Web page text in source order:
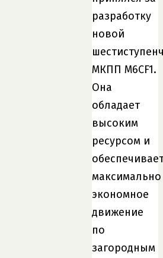
разработку
новой
МКПП M6CF1.
Она
обладает
высоким
ресурсом и
максимально
экономное
движение
по
загородным